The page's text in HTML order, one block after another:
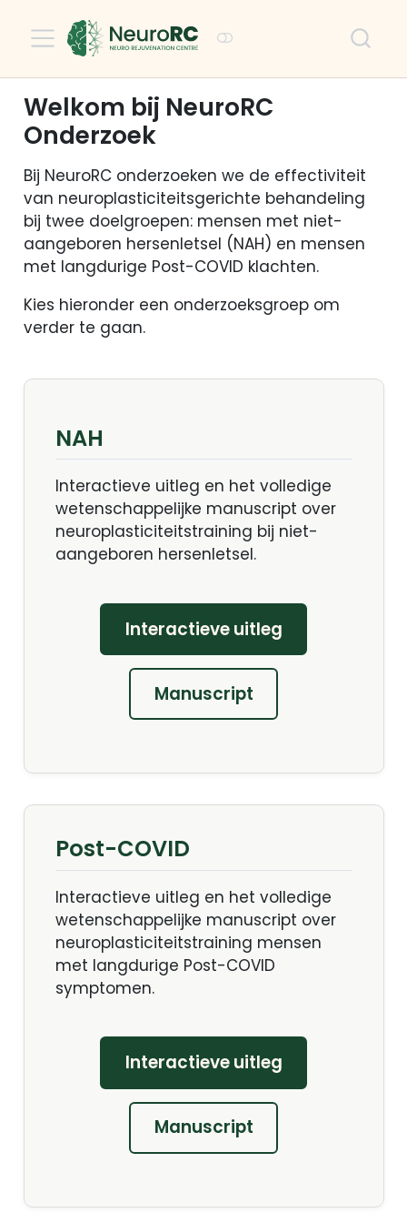
Welkom bij NeuroRC
Onderzoek
Bij NeuroRC onderzoeken we de effectiviteit
van neuroplasticiteitsgerichte behandeling
bij twee doelgroepen: mensen met niet-
aangeboren hersenletsel (NAH) en mensen
met langdurige Post-COVID klachten.
Kies hieronder een onderzoeksgroep om
verder te gaan.
NAH
Interactieve uitleg en het volledige
wetenschappelijke manuscript over
neuroplasticiteitstraining bij niet-
aangeboren hersenletsel.
Interactieve uitleg
Manuscript
Post-COVID
Interactieve uitleg en het volledige
wetenschappelijke manuscript over
neuroplasticiteitstraining mensen
met langdurige Post-COVID
symptomen.
Interactieve uitleg
Manuscript